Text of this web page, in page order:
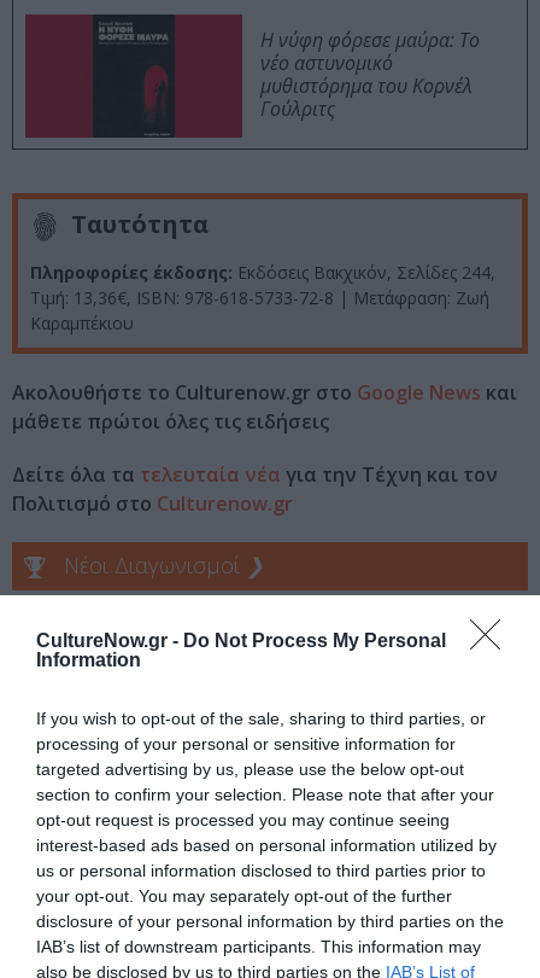
CultureNow.gr - Do Not Process My Personal
Information
If you wish to opt-out of the sale, sharing to third parties, or
processing of your personal or sensitive information for
targeted advertising by us, please use the below opt-out
section to confirm your selection. Please note that after your
opt-out request is processed you may continue seeing
interest-based ads based on personal information utilized by
us or personal information disclosed to third parties prior to
your opt-out. You may separately opt-out of the further
disclosure of your personal information by third parties on the
IAB’s list of downstream participants. This information may
also be disclosed by us to third parties on the IAB’s List of
Η νύφη φόρεσε μαύρα: Το
νέο αστυνομικό
μυθιστόρημα του Κορνέλ
Γούλριτς
Ταυτότητα
Πληροφορίες έκδοσης: Εκδόσεις Βακχικόν, Σελίδες 244,
Τιμή: 13,36€, ISBN: 978-618-5733-72-8 | Μετάφραση: Ζωή
Καραμπέκιου
Ακολουθήστε το Culturenow.gr στο Google News και
μάθετε πρώτοι όλες τις ειδήσεις
Δείτε όλα τα τελευταία νέα για την Τέχνη και τον
Πολιτισμό στο Culturenow.gr
Νέοι Διαγωνισμοί ❯
Tags
ΕΚΔΟΣΕΙΣ ΒΑΚΧΙΚΟΝ
ΠΕΖΟΓΡΑΦΙΑ
Newsletter
Κάθε βδομάδα στο e-mail σας τα τελευταία νέα για
την Τέχνη και τον Πολιτισμό!